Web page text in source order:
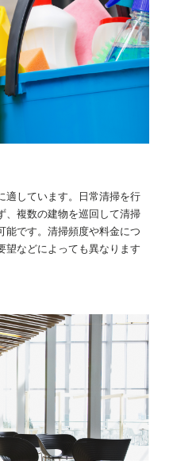
適しています。日常清掃を行
、複数の建物を巡回して清掃
能です。清掃頻度や料金につ
望などによっても異なります